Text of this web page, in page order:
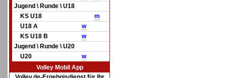
Jugend \ Runde \ U18
KS U18
m
U18 A
w
KS U18 B
w
Jugend \ Runde \ U20
U20
w
Volley Mobil App